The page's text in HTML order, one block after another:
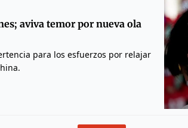
aviva temor por nueva ola
para los esfuerzos por relajar